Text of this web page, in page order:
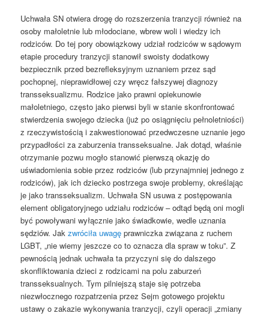
Uchwała SN otwiera drogę do rozszerzenia tranzycji również na
osoby małoletnie lub młodociane, wbrew woli i wiedzy ich
rodziców. Do tej pory obowiązkowy udział rodziców w sądowym
etapie procedury tranzycji stanowił swoisty dodatkowy
bezpiecznik przed bezrefleksyjnym uznaniem przez sąd
pochopnej, nieprawidłowej czy wręcz fałszywej diagnozy
transseksualizmu. Rodzice jako prawni opiekunowie
małoletniego, często jako pierwsi byli w stanie skonfrontować
stwierdzenia swojego dziecka (już po osiągnięciu pełnoletniości)
z rzeczywistością i zakwestionować przedwczesne uznanie jego
przypadłości za zaburzenia transseksualne. Jak dotąd, właśnie
otrzymanie pozwu mogło stanowić pierwszą okazję do
uświadomienia sobie przez rodziców (lub przynajmniej jednego z
rodziców), jak ich dziecko postrzega swoje problemy, określając
je jako transseksualizm. Uchwała SN usuwa z postępowania
element obligatoryjnego udziału rodziców – odtąd będą oni mogli
być powoływani wyłącznie jako świadkowie, wedle uznania
sędziów. Jakzwróciła uwagę prawniczka związana z ruchem
LGBT, „nie wiemy jeszcze co to oznacza dla spraw w toku”. Z
pewnością jednak uchwała ta przyczyni się do dalszego
skonfliktowania dzieci z rodzicami na polu zaburzeń
transseksualnych. Tym pilniejszą staje się potrzeba
niezwłocznego rozpatrzenia przez Sejm gotowego projektu
ustawy o zakazie wykonywania tranzycji, czyli operacji „zmiany